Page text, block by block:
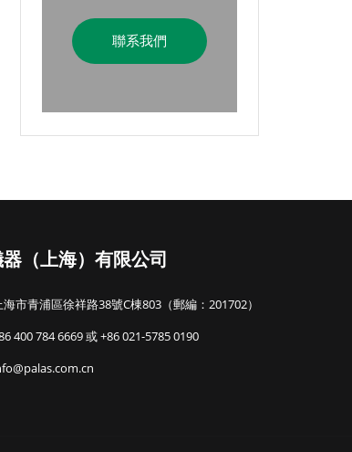
聯系我們
（上海）有限公司
市青浦區徐祥路38號C棟803（郵編：201702）
400 784 6669 或 +86 021-5785 0190